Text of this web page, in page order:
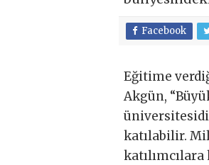
Facebook
Eğitime
Akgün,
katılabilir.